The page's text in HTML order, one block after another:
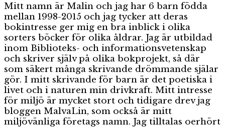
Mitt namn är Malin och jag har 6 barn födda
mellan 1998-2015 och jag tycker att deras
bokintresse ger mig en bra inblick i olika
sorters böcker för olika åldrar. Jag är utbildad
inom Biblioteks- och informationsvetenskap
och skriver själv på olika bokprojekt, så där
som säkert många skrivande drömmande själar
gör. I mitt skrivande för barn är det poetiska i
livet och i naturen min drivkraft. Mitt intresse
för miljö är mycket stort och tidigare drev jag
bloggen MalvaLin, som också är mitt
miljövänliga företags namn. Jag tilltalas oerhört